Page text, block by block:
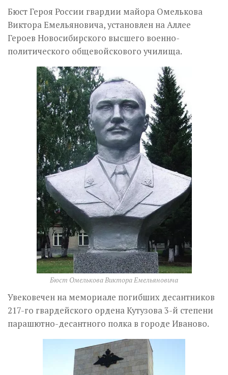
Бюст Героя России гвардии майора Омелькова
Виктора Емельяновича, установлен на Аллее
Героев Новосибирского высшего военно-
политического общевойскового училища.
Бюст Омелькова Виктора Емельяновича
Увековечен на мемориале погибших десантников
217-го гвардейского ордена Кутузова 3-й степени
парашютно-десантного полка в городе Иваново.